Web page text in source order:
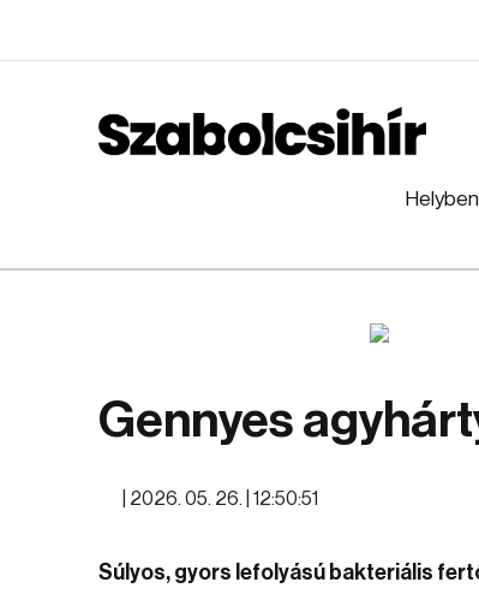
Gennyes
2026. 05. 26. | 12:50:51
Súlyos, gyors lefolyású bakteriális